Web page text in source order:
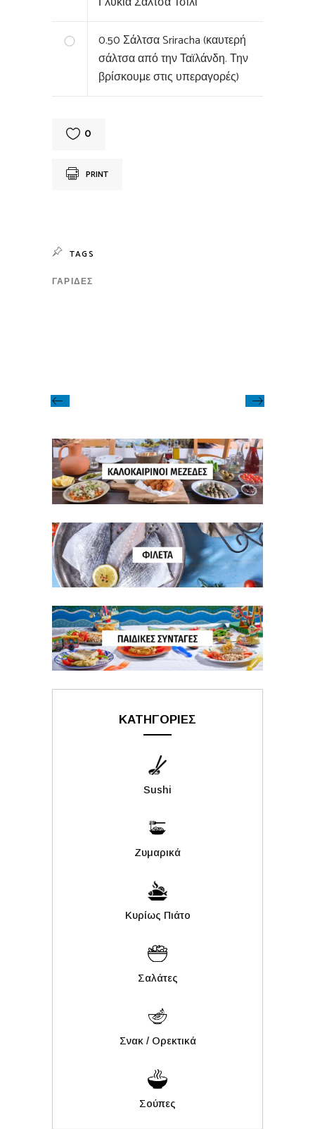
0.50Σάλτσα Sriracha (καυτερή
σάλτσα από την Ταϊλάνδη. Την
βρίσκουμε στις υπεραγορές)
0
PRINT
TAGS
ΓΑΡΊΔΕΣ
ΚΑΤΗΓΟΡΙΕΣ
Sushi
Ζυμαρικά
Κυρίως Πιάτο
Σαλάτες
Σνακ / Ορεκτικά
Σούπες